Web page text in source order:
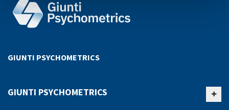
GIUNTI PSYCHOMETRICS
GIUNTI PSYCHOMETRICS